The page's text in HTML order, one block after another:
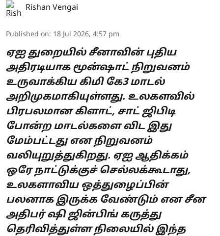
Rishan Vengai
Published on: 18 Jul 2026, 4:57 pm
ஏஐ துறையில் சீனாவின் புதிய
அதிரடியாக மூன்ஷாட் நிறுவனம்
உருவாக்கிய கிமி கே3 மாடல்
அறிமுகமாகியுள்ளது. உலகளவில்
பிரபலமான கிளாட், சாட் ஜிபிடி
போன்ற மாடல்களை விட இது
மேம்பட்டது என நிறுவனம்
வலியுறுத்துகிறது. ஏஐ ஆதிக்கம்
ஒரே நாட்டுக்குச் செல்லக்கூடாது,
உலகளாவிய ஒத்துழைப்பின்
பலனாக இருக்க வேண்டும் என சீன
அதிபர் ஷி ஜின்பிங் கருத்து
தெரிவித்துள்ள நிலையில் இந்த